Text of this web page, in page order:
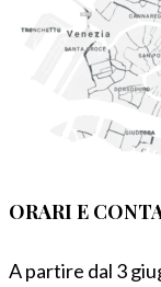
ORARI E
A partire dal 3